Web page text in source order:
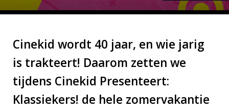
Cinekid wordt 40 jaar, en wie jarig
is trakteert! Daarom zetten we
tijdens Cinekid Presenteert:
Klassiekers! de hele zomervakantie